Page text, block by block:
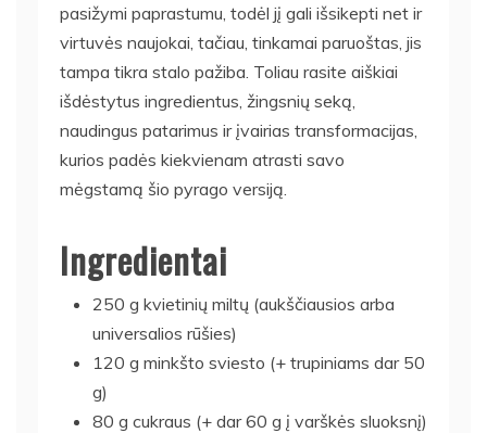
pasižymi paprastumu, todėl jį gali išsikepti net ir
virtuvės naujokai, tačiau, tinkamai paruoštas, jis
tampa tikra stalo pažiba. Toliau rasite aiškiai
išdėstytus ingredientus, žingsnių seką,
naudingus patarimus ir įvairias transformacijas,
kurios padės kiekvienam atrasti savo
mėgstamą šio pyrago versiją.
Ingredientai
250 g kvietinių miltų (aukščiausios arba
universalios rūšies)
120 g minkšto sviesto (+ trupiniams dar 50
g)
80 g cukraus (+ dar 60 g į varškės sluoksnį)